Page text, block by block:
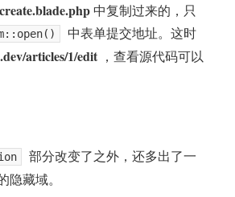
create.blade.php 中复制过来的，只
中表单提交地址。这时
articles/1/edit ，查看源代码可以
部分改变了之外，还多出了一
隐藏域。